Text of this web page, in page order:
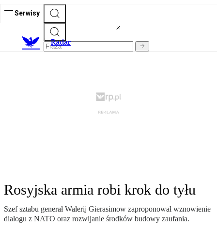
Serwisy
Radar
Rosyjska armia robi krok do tyłu
Szef sztabu generał Walerij Gierasimow zaproponował wznowienie
dialogu z NATO oraz rozwijanie środków budowy zaufania.